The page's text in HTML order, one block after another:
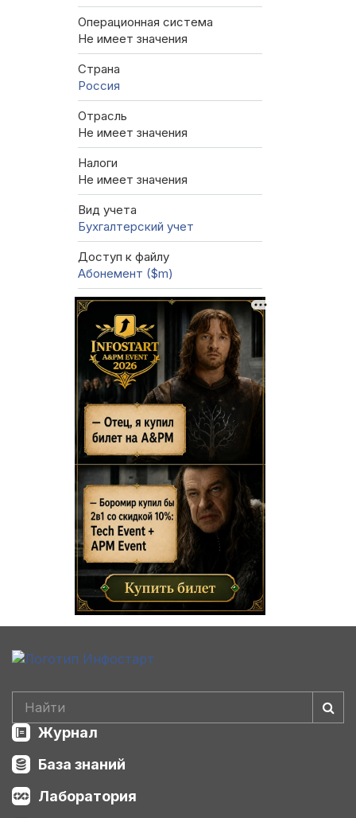
Операционная система
Не имеет значения
Страна
Россия
Отрасль
Не имеет значения
Налоги
Не имеет значения
Вид учета
Бухгалтерский учет
Доступ к файлу
Абонемент ($m)
Журнал
База знаний
Лаборатория